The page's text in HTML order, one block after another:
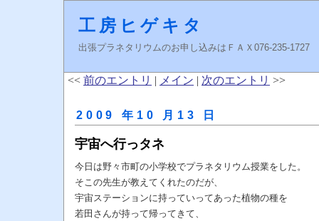
工房ヒゲキタ
出張プラネタリウムのお申し込みはＦＡＸ076-235-
<< 前のエントリ | メイン | 次のエントリ >>
2009 年10 月13 日
宇宙へ行っタネ
今日は野々市町の小学校でプラネタリウム授業をした。
そこの先生が教えてくれたのだが、
宇宙ステーションに持っていってあった植物の種を
若田さんが持って帰ってきて、